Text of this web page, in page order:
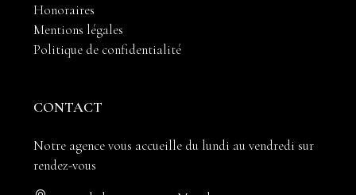
Honoraires
Mentions légales
Politique de confidentialité
CONTACT
Notre agence vous accueille du lundi au vendredi sur
rendez-vous